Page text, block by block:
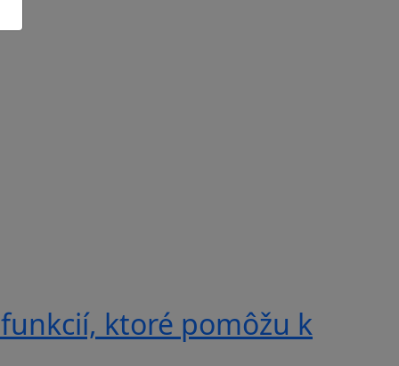
ktoré pomôžu k